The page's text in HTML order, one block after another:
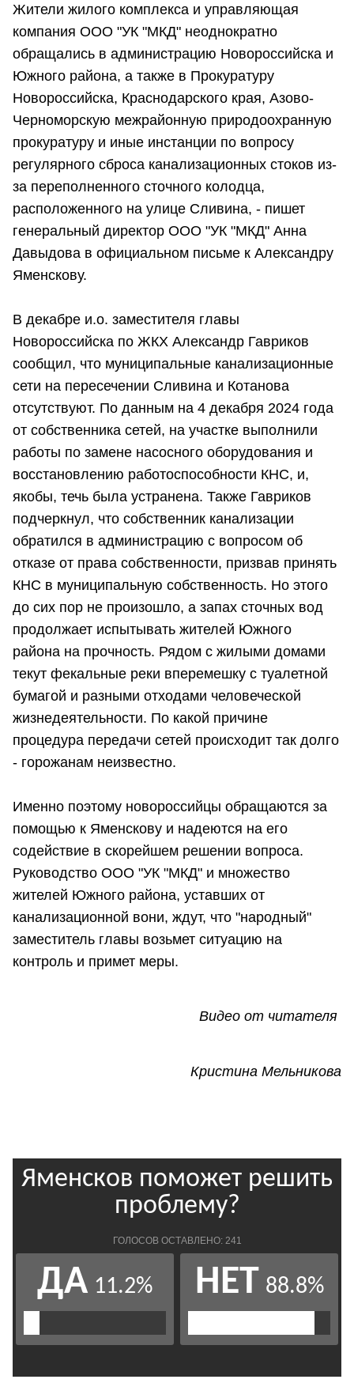
Жители жилого комплекса и управляющая
компания ООО "УК "МКД" неоднократно
обращались в администрацию Новороссийска и
Южного района, а также в Прокуратуру
Новороссийска, Краснодарского края, Азово-
Черноморскую межрайонную природоохранную
прокуратуру и иные инстанции по вопросу
регулярного сброса канализационных стоков из-
за переполненного сточного колодца,
расположенного на улице Сливина, - пишет
генеральный директор ООО "УК "МКД" Анна
Давыдова в официальном письме к Александру
Яменскову.
В декабре и.о. заместителя главы
Новороссийска по ЖКХ Александр Гавриков
сообщил, что муниципальные канализационные
сети на пересечении Сливина и Котанова
отсутствуют. По данным на 4 декабря 2024 года
от собственника сетей, на участке выполнили
работы по замене насосного оборудования и
восстановлению работоспособности КНС, и,
якобы, течь была устранена. Также Гавриков
подчеркнул, что собственник канализации
обратился в администрацию с вопросом об
отказе от права собственности, призвав принять
КНС в муниципальную собственность. Но этого
до сих пор не произошло, а запах сточных вод
продолжает испытывать жителей Южного
района на прочность. Рядом с жилыми домами
текут фекальные реки вперемешку с туалетной
бумагой и разными отходами человеческой
жизнедеятельности. По какой причине
процедура передачи сетей происходит так долго
- горожанам неизвестно.
Именно поэтому новороссийцы обращаются за
помощью к Яменскову и надеются на его
содействие в скорейшем решении вопроса.
Руководство ООО "УК "МКД" и множество
жителей Южного района, уставших от
канализационной вони, ждут, что "народный"
заместитель главы возьмет ситуацию на
контроль и примет меры.
Видео от читателя
Кристина Мельникова